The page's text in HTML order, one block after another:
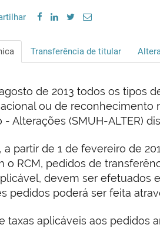
Transferência de titular
de 2013 todos os tipos
ou de reconhecimento
Alterações (SMUH-ALTER)
partir de 1 de fevereiro de
o RCM, pedidos de
devem ser efetuados
pedidos poderá ser feita
taxas aplicáveis aos pedidos